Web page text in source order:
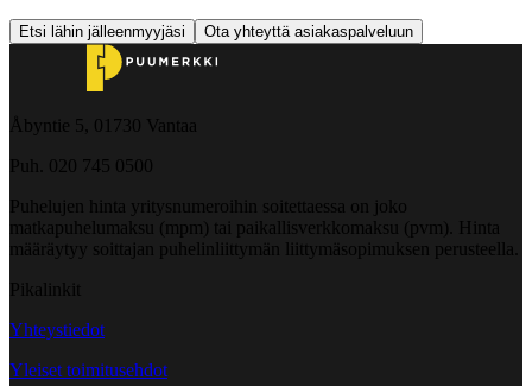
Etsi lähin jälleenmyyjäsi Ota yhteyttä asiakaspalveluun
Åbyntie 5, 01730 Vantaa
Puh. 020 745 0500
Puhelujen hinta yritysnumeroihin soitettaessa on joko
matkapuhelumaksu (mpm) tai paikallisverkkomaksu (pvm). Hinta
määräytyy soittajan puhelinliittymän liittymäsopimuksen perusteella.
Pikalinkit
Yhteystiedot
Yleiset toimitusehdot